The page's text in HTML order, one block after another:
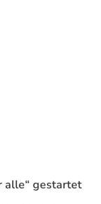
alle“ gestartet